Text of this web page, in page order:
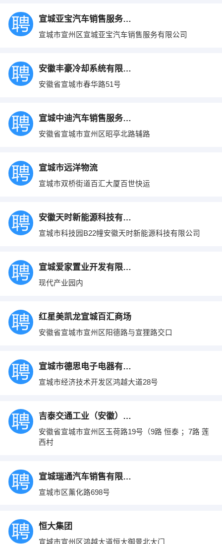
宣城亚宝汽车销售服务有限公司
宣城市宣州区宣城亚宝汽车销售服务有限公司
安徽丰豪冷却系统有限公司
安徽省宣城市春华路51号
宣城中迪汽车销售服务有限公司
安徽省宣城市宣州区昭亭北路辅路
宣城市远洋物流
宣城市双桥街道百汇大厦百世快运
安徽天时新能源科技有限公司
宣城市科技园B22幢安徽天时新能源科技有限公司
宣城爱家置业开发有限公司
现代产业园内
红星美凯龙宣城百汇商场
安徽省宣城市宣州区阳德路与宣狸路交口
宣城市德思电子电器有限公司
宣城市经济技术开发区鸿越大道28号
吉泰交通工业（安徽）有限公司
安徽省宣城市宣州区玉荷路19号（9路 恒泰 ；7路 莲
西村
宣城瑞通汽车销售有限公司
宣城市区薰化路698号
恒大集团
宣城市宣州区鸿越大道恒大御景北大门